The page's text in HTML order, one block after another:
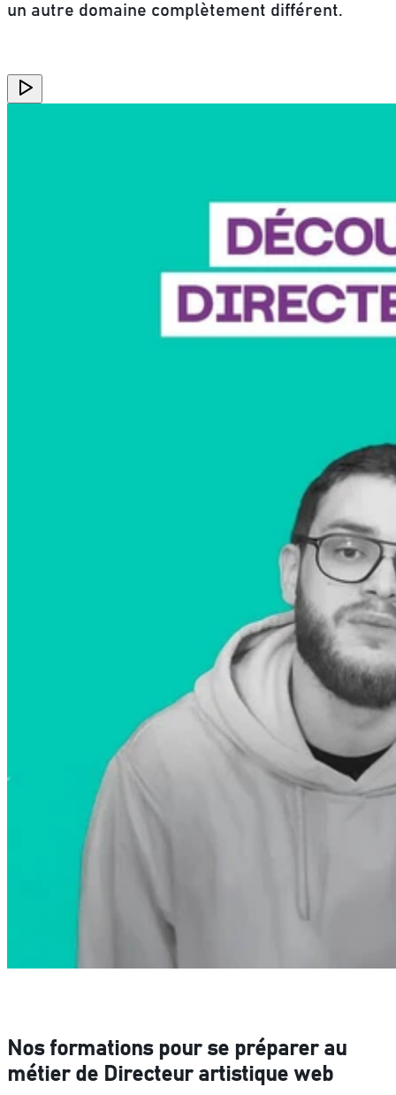
un autre domaine complètement différent.
Nos formations pour se préparer au
métier de Directeur artistique web